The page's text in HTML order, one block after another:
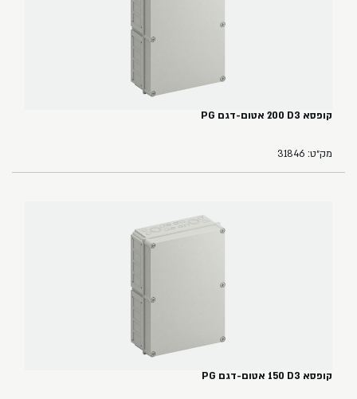
קופסא ‏3‏D‏ ‏200 אטום-דגם PG
מק״ט: 31846
קופסא ‏3‏D‏ ‏150‏ אטום-דגם PG